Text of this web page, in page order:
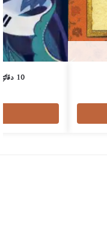
10 دقائق و 38 ثانية في هذا العالم الغريب